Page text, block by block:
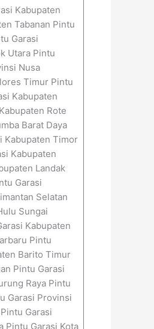
Kabupaten
Tabanan Pintu
Garasi
Utara Pintu
Nusa
Timur Pintu
Kabupaten
Rote
Barat Daya
Kabupaten Timor
Kabupaten
Landak
Garasi
Selatan
Sungai
Kabupaten
Pintu
Barito Timur
Pintu Garasi
Raya Pintu
Garasi Provinsi
Garasi
Pintu Garasi Kota